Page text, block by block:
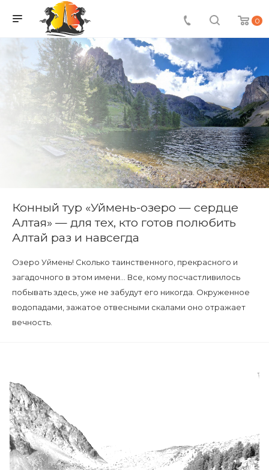
0
Конный тур «Уймень-озеро — сердце
Алтая» — для тех, кто готов полюбить
Алтай раз и навсегда
Озеро Уймень! Сколько таинственного, прекрасного и
загадочного в этом имени... Все, кому посчастливилось
побывать здесь, уже не забудут его никогда. Окруженное
водопадами, зажатое отвесными скалами оно отражает
вечность.